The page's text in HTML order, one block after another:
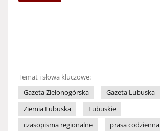
Temat i słowa kluczowe:
Gazeta Zielonogórska
Gazeta Lubuska
Ziemia Lubuska
Lubuskie
czasopisma regionalne
prasa codzienna